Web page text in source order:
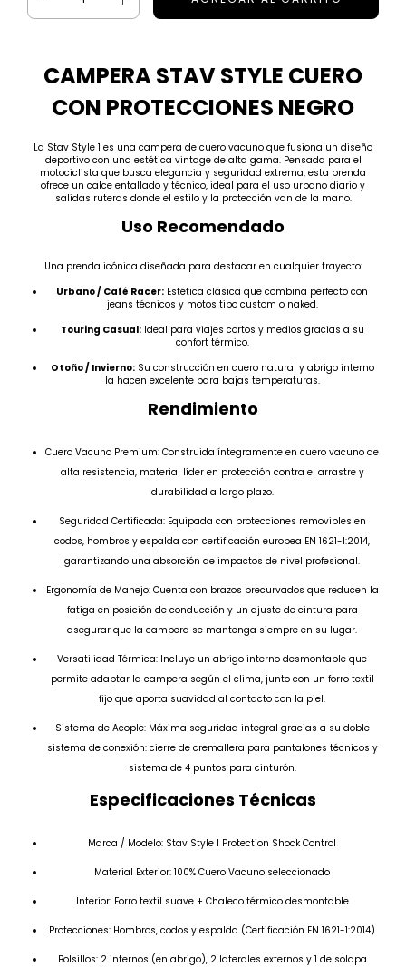
CAMPERA STAV STYLE CUERO
CON PROTECCIONES NEGRO
La Stav Style 1 es una campera de cuero vacuno que fusiona un diseño
deportivo con una estética vintage de alta gama.Pensada para el
motociclista que busca elegancia y seguridad extrema, esta prenda
ofrece un calce entallado y técnico, ideal para el uso urbano diario y
salidas ruteras donde el estilo y la protección van de la mano.
Uso Recomendado
Una prenda icónica diseñada para destacar en cualquier trayecto:
Urbano / Café Racer: Estética clásica que combina perfecto con
jeans técnicos y motos tipo custom o naked.
Touring Casual:Ideal para viajes cortos y medios gracias a su
confort térmico.
Otoño / Invierno:Su construcción en cuero natural y abrigo interno
la hacen excelente para bajas temperaturas.
Rendimiento
Cuero Vacuno Premium: Construida íntegramente en cuero vacuno de
alta resistencia, material líder en protección contra el arrastre y
durabilidad a largo plazo.
Seguridad Certificada: Equipada con protecciones removibles en
codos, hombros y espalda con certificación europea EN 1621-1:2014,
garantizando una absorción de impactos de nivel profesional.
Ergonomía de Manejo: Cuenta con brazos precurvados que reducen la
fatiga en posición de conducción y un ajuste de cintura para
asegurar que la campera se mantenga siempre en su lugar.
Versatilidad Térmica: Incluye un abrigo interno desmontable que
permite adaptar la campera según el clima, junto con un forro textil
fijo que aporta suavidad al contacto con la piel.
Sistema de Acople: Máxima seguridad integral gracias a su doble
sistema de conexión: cierre de cremallera para pantalones técnicos y
sistema de 4 puntos para cinturón.
Especificaciones Técnicas
Marca / Modelo: Stav Style 1 Protection Shock Control
Material Exterior: 100% Cuero Vacuno seleccionado
Interior: Forro textil suave + Chaleco térmico desmontable
Protecciones: Hombros, codos y espalda (Certificación EN 1621-1:2014)
Bolsillos: 2 internos (en abrigo), 2 laterales externos y 1 de solapa